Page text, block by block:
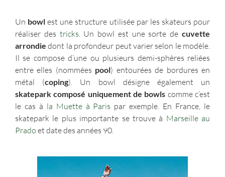
Un bowlest une structure utilisée par les skateurs pour
réaliser des tricks . Un bowl est une sorte decuvette
arrondiedont la profondeur peut varier selon le modèle.
Il se compose d’une ou plusieurs demi-sphères reliées
entre elles (nommées pool) entourées de bordures en
métal (coping). Un bowl désigne également un
skatepark composé uniquement de bowls comme c’est
le cas à la Muette à Paris par exemple. En France, le
skatepark le plus importante se trouve à Marseille au
Prado et date des années 90.